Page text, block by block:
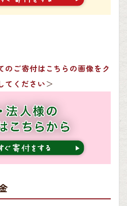
のご寄付はこちらの画像をク
てください＞